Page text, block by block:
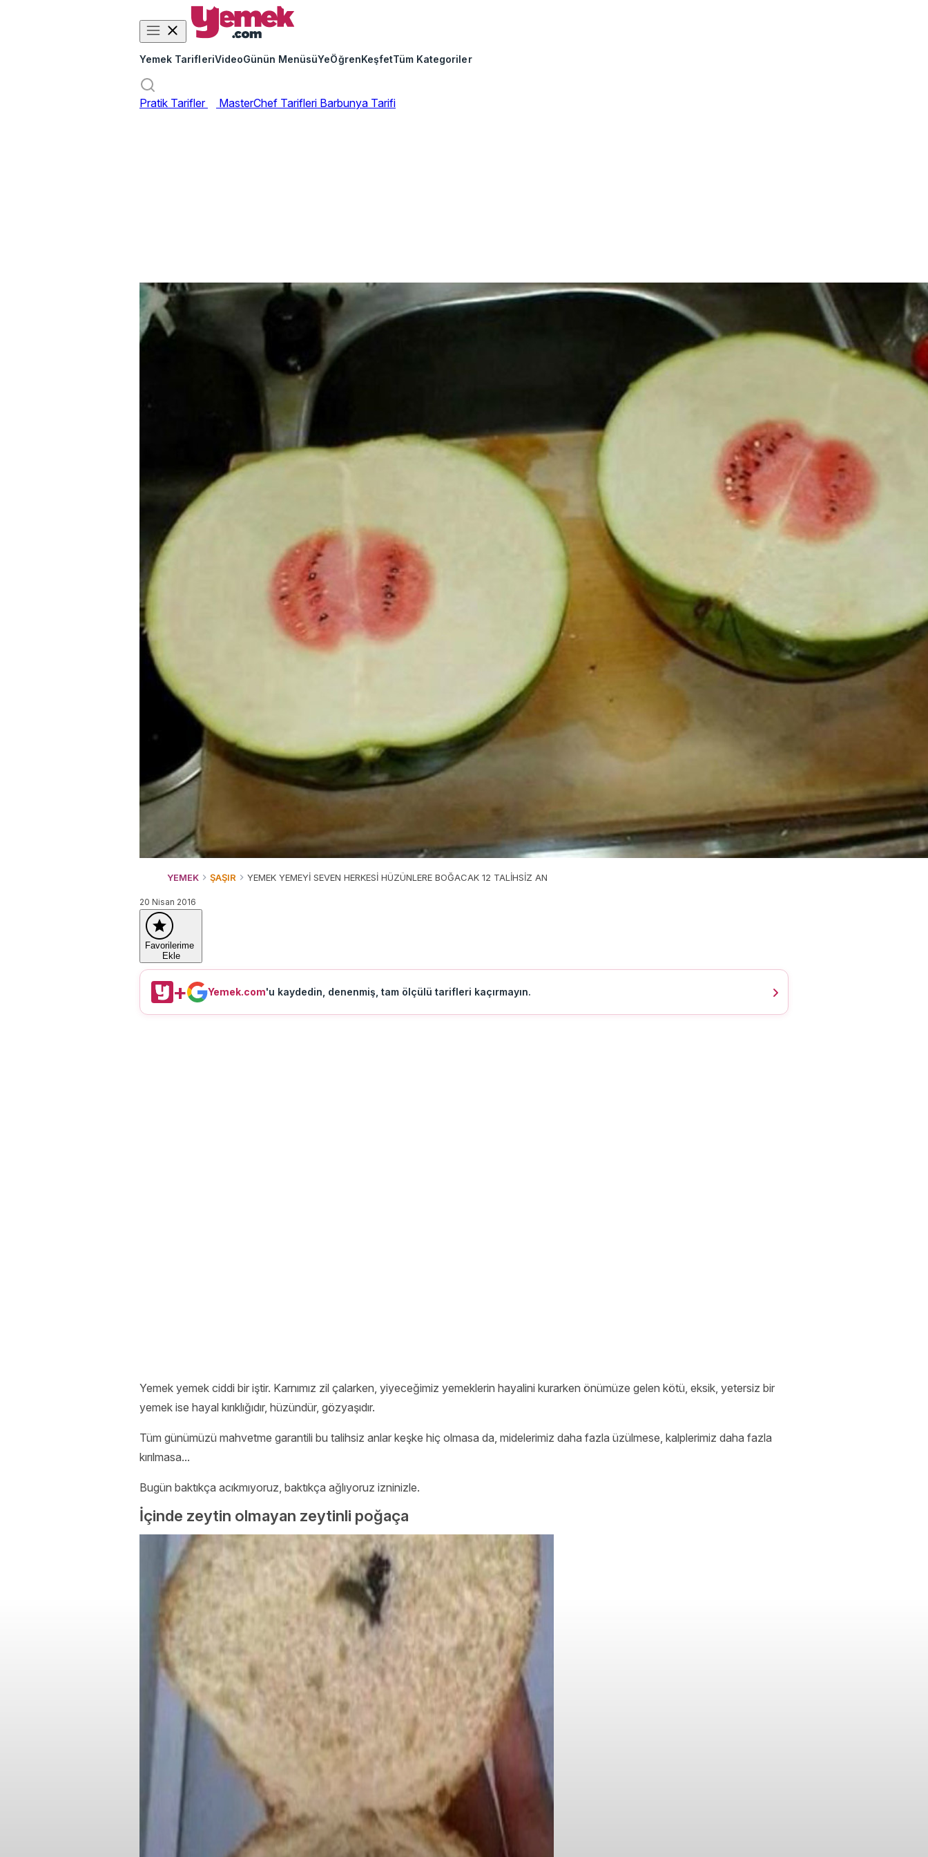
Yemek TarifleriVideoGünün MenüsüYeÖğrenKeşfetTüm Kategoriler
Pratik Tarifler MasterChef Tarifleri Barbunya Tarifi
YEMEK ŞAŞIR YEMEK YEMEYİ SEVEN HERKESİ HÜZÜNLERE BOĞACAK 12 TALİHSİZ AN
20 Nisan 2016
Favorilerime
Ekle
+ Yemek.com'u kaydedin, denenmiş, tam ölçülü tarifleri kaçırmayın.
Yemek yemek ciddi bir iştir. Karnımız zil çalarken, yiyeceğimiz yemeklerin hayalini kurarken önümüze gelen kötü, eksik, yetersiz bir
yemek ise hayal kırıklığıdır, hüzündür, gözyaşıdır.
Tüm günümüzü mahvetme garantili bu talihsiz anlar keşke hiç olmasa da, midelerimiz daha fazla üzülmese, kalplerimiz daha fazla
kırılmasa...
Bugün baktıkça acıkmıyoruz, baktıkça ağlıyoruz izninizle.
İçinde zeytin olmayan zeytinli poğaça